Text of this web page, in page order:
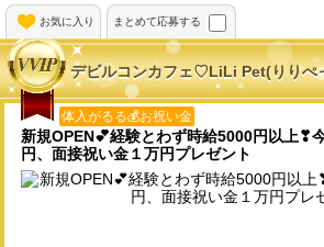
お気に入り まとめて応募する
デビルコンカフェ♡LiLi Pet(りりぺ
体入がるる💰お祝い金
新規OPEN💕経験とわず時給5000円以上❣
円、面接祝い金１万円プレゼント